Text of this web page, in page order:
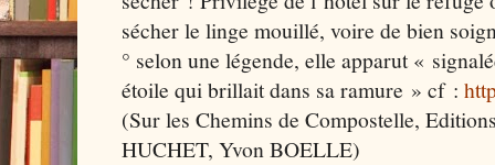
sécher le linge mouillé, voire de bien
° selon une légende, elle apparut «
étoile qui brillait dans sa ramure » cf :
(Sur les Chemins de Compostelle,
HUCHET, Yvon BOELLE)